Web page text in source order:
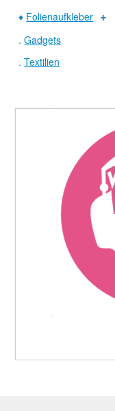
♦ Folienaufkleber
.Gadgets
.Textilien